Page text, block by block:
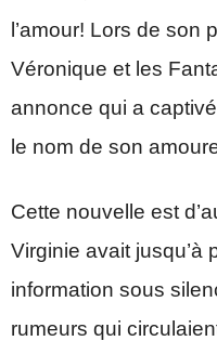
l’amour! Lors de son
Véronique et les
annonce qui a
le nom de son
Cette nouvelle est
Virginie avait jusqu’à
information sous
rumeurs qui